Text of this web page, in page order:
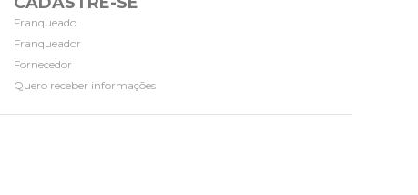
Franqueado
Franqueador
Fornecedor
Quero receber informações